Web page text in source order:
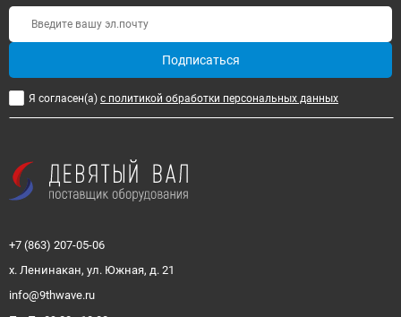
Подписаться
Я согласен(a) с политикой обработки персональных данных
+7 (863) 207-05-06
х. Ленинакан, ул. Южная, д. 21
info@9thwave.ru